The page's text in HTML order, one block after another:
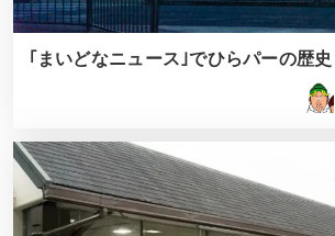
｢まいどなニュース｣でひらパーの歴史